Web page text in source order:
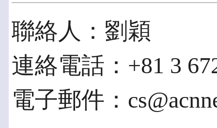
聯絡人：劉穎
連絡電話：+81 3
電子郵件：